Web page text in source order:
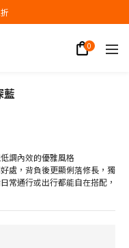
6000現抵1000
藍
調內效的優雅風格
處，背負後更顯俐落修長，獨
常通行或出行都能自在搭配，